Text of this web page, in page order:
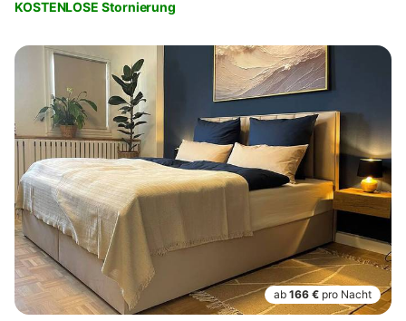
KOSTENLOSE Stornierung
ab 166 € pro Nacht